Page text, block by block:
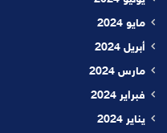
مايو 2024
أبريل 2024
مارس 2024
فبراير 2024
يناير 2024